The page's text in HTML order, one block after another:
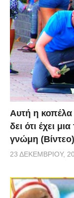
Αυτή η κοπέλα
δει ότι έχει
γνώμη (Βίντεο)
23 ΔΕΚΕΜΒΡΊΟΥ,